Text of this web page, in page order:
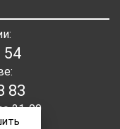
54
83
21-00